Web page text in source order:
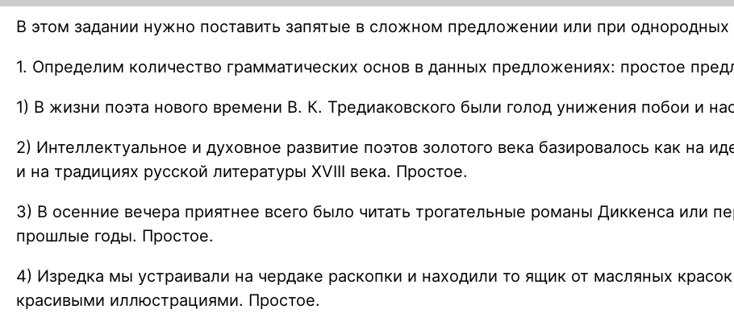
В этом задании нужно поставить запятые в сложном предложении или при
1. Определим количество грамматических основ в данных предложениях: простое
1) В жизни поэта нового времени В. К. Тредиаковского были голод унижения побои и
2) Интеллектуальное и духовное развитие поэтов золотого века базировалось как на
и на традициях русской литературы XVIII века. Простое.
3) В осенние вечера приятнее всего было читать трогательные романы Диккенса или
прошлые годы. Простое.
4) Изредка мы устраивали на чердаке раскопки и находили то ящик от масляных
красивыми иллюстрациями. Простое.